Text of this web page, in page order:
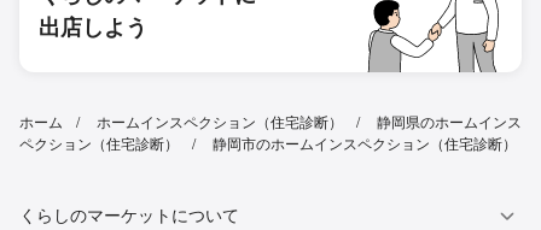
出店しよう
ホーム ホームインスペクション（住宅診断）
静岡県のホームインス
ペクション（住宅診断）
静岡市のホームインスペクション（住宅診断）
くらしのマーケットについて